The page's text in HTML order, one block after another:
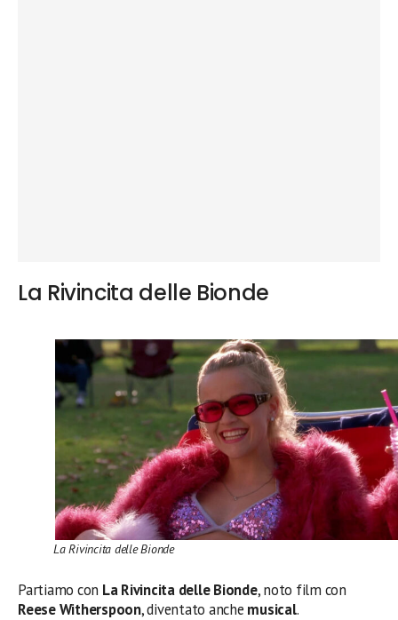
La Rivincita delle Bionde
La Rivincita delle Bionde
Partiamo con La Rivincita delle Bionde, noto film con
Reese Witherspoon, diventato anche musical.